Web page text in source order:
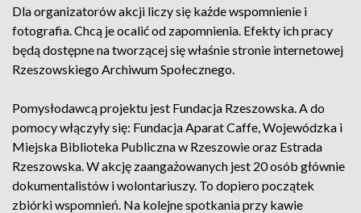
Dla organizatorów akcji liczy się każde wspomnienie i
fotografia. Chcą je ocalić od zapomnienia. Efekty ich pracy
będą dostępne na tworzącej się właśnie stronie internetowej
Rzeszowskiego Archiwum Społecznego.
Pomysłodawcą projektu jest Fundacja Rzeszowska. A do
pomocy włączyły się: Fundacja Aparat Caffe, Wojewódzka i
Miejska Biblioteka Publiczna w Rzeszowie oraz Estrada
Rzeszowska. W akcję zaangażowanych jest 20 osób głównie
dokumentalistów i wolontariuszy. To dopiero początek
zbiórki wspomnień. Na kolejne spotkania przy kawie